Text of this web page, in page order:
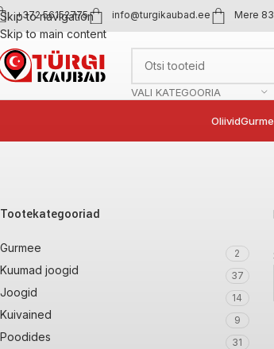
Skip to navigation
Skip to main content
+372 56152775 info@turgikaubad.ee Mere
VALI KATEGOORIA
Oliivid
Tootekategooriad
Gurmee 2
Kuumad joogid 37
Joogid 14
Kuivained 9
Poodides 31